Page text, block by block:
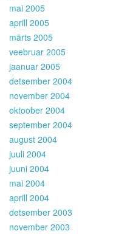
mai 2005
aprill 2005
märts 2005
veebruar 2005
jaanuar 2005
detsember 2004
november 2004
oktoober 2004
september 2004
august 2004
juuli 2004
juuni 2004
mai 2004
aprill 2004
detsember 2003
november 2003